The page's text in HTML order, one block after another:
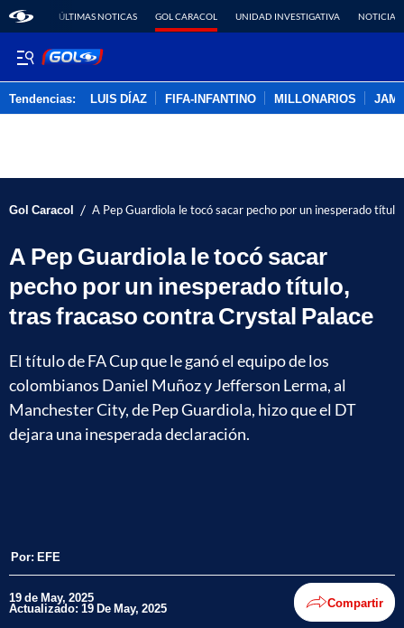
ÚLTIMAS NOTICAS GOL CARACOL UNIDAD INVESTIGATIVA NOTICIAS
Tendencias: LUIS DÍAZ FIFA-INFANTINO MILLONARIOS
Gol Caracol / A Pep Guardiola le tocó sacar pecho por un inesperado
A Pep Guardiola le tocó sacar
pecho por un inesperado título,
tras fracaso contra Crystal Palace
El título de FA Cup que le ganó el equipo de los
colombianos Daniel Muñoz y Jefferson Lerma, al
Manchester City, de Pep Guardiola, hizo que el DT
dejara una inesperada declaración.
Por: EFE
19 de May, 2025
Actualizado: 19 De May, 2025 Compartir